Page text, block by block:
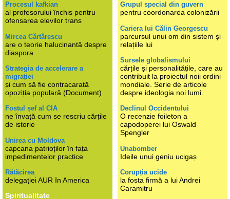
Procesul kafkian
al profesorului închis pentru
ofensarea elevilor trans
Mircea Cărtărescu
are o teorie halucinantă despre
diaspora
Strategia de accelerare a
migrației
și cum să fie contracarată
opoziția populară (Document)
Fostul șef al CIA
ne învață cum se rescriu cărțile
de istorie
Unirea cu Moldova
capcana patrioților în fața
impedimentelor practice
Rătăcirea
delegației AUR în America
Spiritualitate
Grupul special din guvern
pentru coordonarea colonizării
Cariera lui Călin Georgescu
parcursul unui om din sistem și
relațiile lui
Sursele globalismului
cărțile și personalitățile, care au
contribuit la proiectul noii ordini
mondiale. Serie de articole
despre ideologia noi lumi.
Declinul Occidentului
O recenzie foileton a
capodoperei lui Oswald
Spengler
Unabomber
Ideile unui geniu ucigaș
Corupția ucide
la fosta firmă a lui Andrei
Caramitru